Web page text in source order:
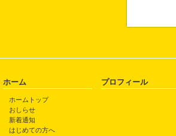
ホーム
ホームトップ
おしらせ
新着通知
はじめての方へ
プロフィール